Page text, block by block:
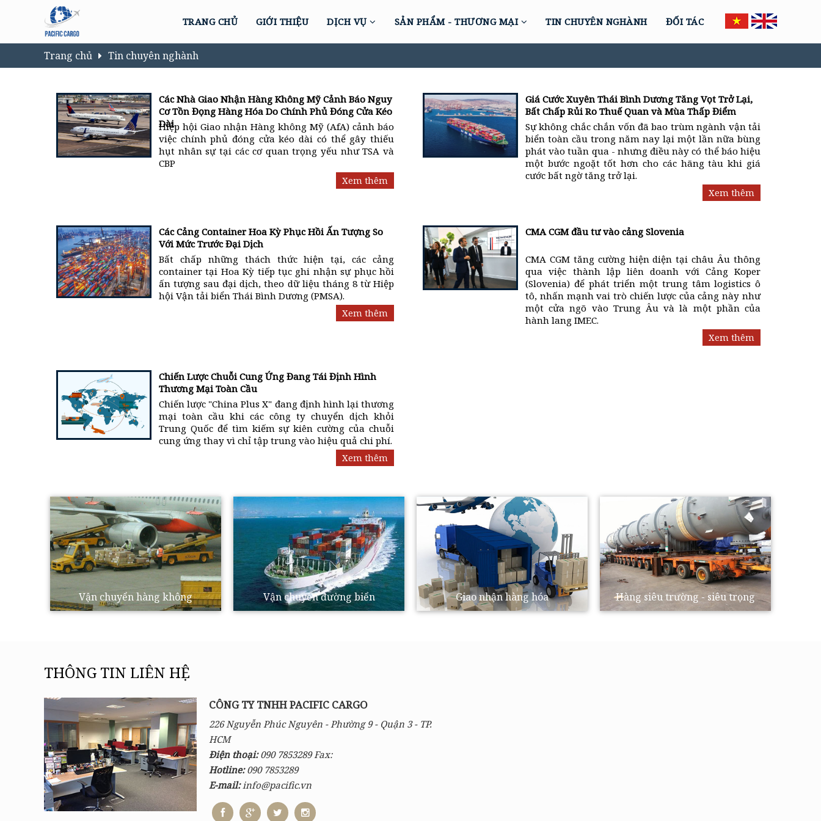
TRANG CHỦ GIỚI THIỆU DỊCH VỤ SẢN PHẨM - THƯƠNG MẠI TIN CHUYÊN NGHÀNH ĐỐI TÁC
Trang chủ Tin chuyên nghành
Các Nhà Giao Nhận Hàng Không Mỹ Cảnh Báo Nguy
Cơ Tồn Đọng Hàng Hóa Do Chính Phủ Đóng Cửa Kéo
Dài
Hiệp hội Giao nhận Hàng không Mỹ (AfA) cảnh báo
việc chính phủ đóng cửa kéo dài có thể gây thiếu
hụt nhân sự tại các cơ quan trọng yếu như TSA và
CBP
Xem thêm
Giá Cước Xuyên Thái Bình Dương Tăng Vọt Trở Lại,
Bất Chấp Rủi Ro Thuế Quan và Mùa Thấp Điểm
Sự không chắc chắn vốn đã bao trùm ngành vận tải
biển toàn cầu trong năm nay lại một lần nữa bùng
phát vào tuần qua - nhưng điều này có thể báo hiệu
một bước ngoặt tốt hơn cho các hãng tàu khi giá
cước bất ngờ tăng trở lại.
Xem thêm
Các Cảng Container Hoa Kỳ Phục Hồi Ấn Tượng So
Với Mức Trước Đại Dịch
Bất chấp những thách thức hiện tại, các cảng
container tại Hoa Kỳ tiếp tục ghi nhận sự phục hồi
ấn tượng sau đại dịch, theo dữ liệu tháng 8 từ Hiệp
hội Vận tải biển Thái Bình Dương (PMSA).
Xem thêm
CMA CGM đầu tư vào cảng Slovenia
CMA CGM tăng cường hiện diện tại châu Âu thông
qua việc thành lập liên doanh với Cảng Koper
(Slovenia) để phát triển một trung tâm logistics ô
tô, nhấn mạnh vai trò chiến lược của cảng này như
một cửa ngõ vào Trung Âu và là một phần của
hành lang IMEC.
Xem thêm
Chiến Lược Chuỗi Cung Ứng Đang Tái Định Hình
Thương Mại Toàn Cầu
Chiến lược "China Plus X" đang định hình lại thương
mại toàn cầu khi các công ty chuyển dịch khỏi
Trung Quốc để tìm kiếm sự kiên cường của chuỗi
cung ứng thay vì chỉ tập trung vào hiệu quả chi phí.
Xem thêm
Vận chuyển hàng không Vận chuyển đường biển Giao nhận hàng hóa Hàng siêu trường - siêu trọng
THÔNG TIN LIÊN HỆ
CÔNG TY TNHH PACIFIC CARGO
226 Nguyễn Phúc Nguyên - Phường 9 - Quận 3 - TP.
HCM
Điện thoại:090 7853289 Fax:
Hotline:090 7853289
E-mail:info@pacific.vn